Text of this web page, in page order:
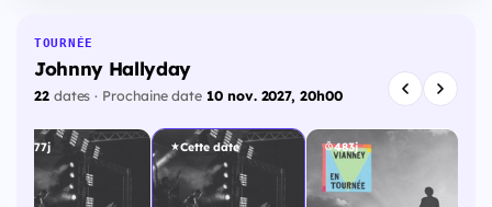
TOURNÉE
Johnny Hallyday
22dates · Prochaine date 10 nov. 2027, 20h00
477j Cette date 483j